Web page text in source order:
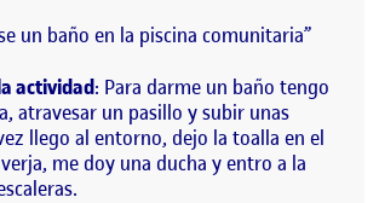
un baño en la piscina comunitaria”
actividad: Para darme un baño tengo
atravesar un pasillo y subir unas
llego al entorno, dejo la toalla en el
me doy una ducha y entro a la